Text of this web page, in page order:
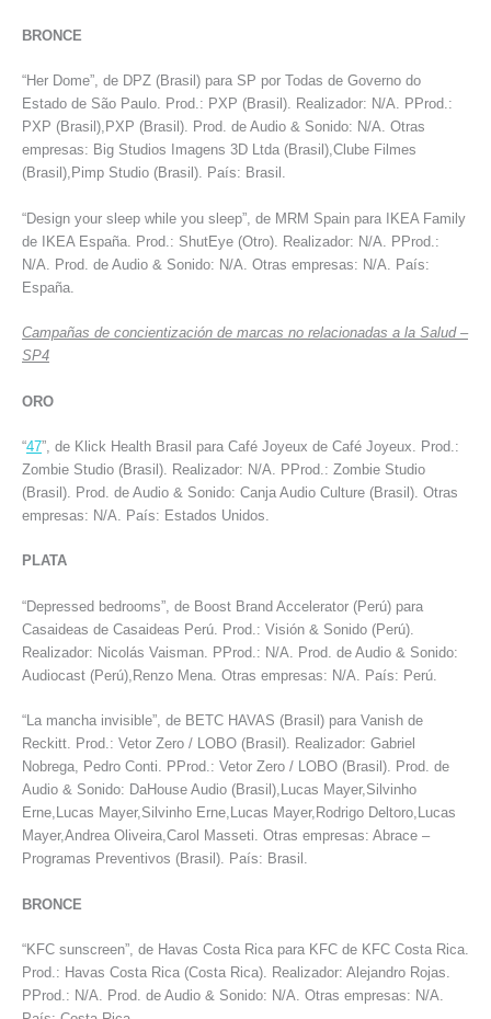
BRONCE
“Her Dome”, de DPZ (Brasil) para SP por Todas de Governo do
Estado de São Paulo. Prod.: PXP (Brasil). Realizador: N/A. PProd.:
PXP (Brasil),PXP (Brasil). Prod. de Audio & Sonido: N/A. Otras
empresas: Big Studios Imagens 3D Ltda (Brasil),Clube Filmes
(Brasil),Pimp Studio (Brasil). País: Brasil.
“Design your sleep while you sleep”, de MRM Spain para IKEA Family
de IKEA España. Prod.: ShutEye (Otro). Realizador: N/A. PProd.:
N/A. Prod. de Audio & Sonido: N/A. Otras empresas: N/A. País:
España.
Campañas de concientización de marcas no relacionadas a la Salud –
SP4
ORO
“47”, de Klick Health Brasil para Café Joyeux de Café Joyeux. Prod.:
Zombie Studio (Brasil). Realizador: N/A. PProd.: Zombie Studio
(Brasil). Prod. de Audio & Sonido: Canja Audio Culture (Brasil). Otras
empresas: N/A. País: Estados Unidos.
PLATA
“Depressed bedrooms”, de Boost Brand Accelerator (Perú) para
Casaideas de Casaideas Perú. Prod.: Visión & Sonido (Perú).
Realizador: Nicolás Vaisman. PProd.: N/A. Prod. de Audio & Sonido:
Audiocast (Perú),Renzo Mena. Otras empresas: N/A. País: Perú.
“La mancha invisible”, de BETC HAVAS (Brasil) para Vanish de
Reckitt. Prod.: Vetor Zero / LOBO (Brasil). Realizador: Gabriel
Nobrega, Pedro Conti. PProd.: Vetor Zero / LOBO (Brasil). Prod. de
Audio & Sonido: DaHouse Audio (Brasil),Lucas Mayer,Silvinho
Erne,Lucas Mayer,Silvinho Erne,Lucas Mayer,Rodrigo Deltoro,Lucas
Mayer,Andrea Oliveira,Carol Masseti. Otras empresas: Abrace –
Programas Preventivos (Brasil). País: Brasil.
BRONCE
“KFC sunscreen”, de Havas Costa Rica para KFC de KFC Costa Rica.
Prod.: Havas Costa Rica (Costa Rica). Realizador: Alejandro Rojas.
PProd.: N/A. Prod. de Audio & Sonido: N/A. Otras empresas: N/A.